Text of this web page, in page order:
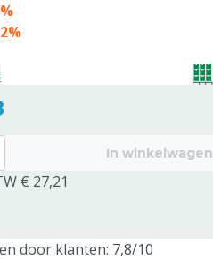
In winkelwagen
€ 27,21
door klanten: 7,8/10